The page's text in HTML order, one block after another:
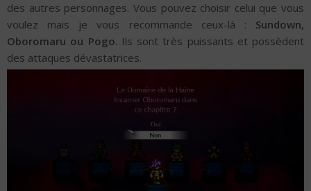
des autres personnages. Vous pouvez choisir celui que vous
voulez mais je vous recommande ceux-là : Sundown,
Oboromaru ou Pogo. Ils sont très puissants et possèdent
des attaques dévastatrices.